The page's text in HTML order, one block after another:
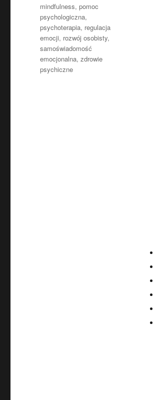
Tagi
mindfulness,pomoc
psychologiczna,
psychoterapia, regulacja
emocji, rozwój osobisty,
samoświadomość
emocjonalna,zdrowie
psychiczne